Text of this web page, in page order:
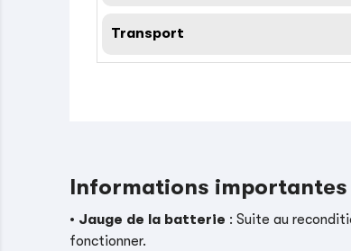
Transport
Informations
• Jauge de la batterie : Suite au
fonctionner.